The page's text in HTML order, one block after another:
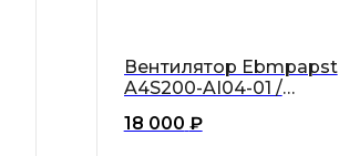
Вентилятор Ebmpapst
A4S200-AI04-01 /
18 000 ₽